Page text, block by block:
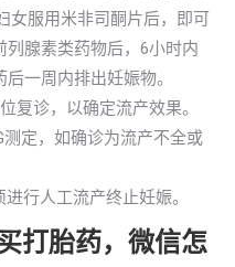
女服用米非司酮片后，即可
列腺素类药物后，6小时内
一周内排出妊娠物。
复诊，以确定流产效果。
定，如确诊为流产不全或
行人工流产终止妊娠。
打胎药，微信怎